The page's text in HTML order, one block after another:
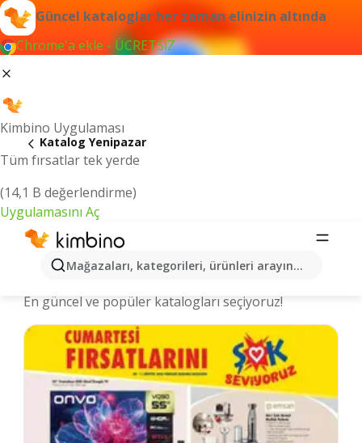
Güncel kataloglar her zaman elinizin altında
Chrome'a ekle - ÜCRETSİZ
Kimbino Uygulaması
Tüm fırsatlar tek yerde
(14,1 B değerlendirme)
Uygulamasını Aç
Mağazaları, kategorileri, ürünleri arayın...
Katalog Yenipazar
Yenipazar şehrinde kataloglar ve
En güncel ve popüler katalogları seçiyoruz!